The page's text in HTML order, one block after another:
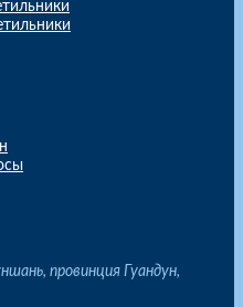
провинция Гуандун,